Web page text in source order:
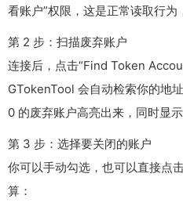
看账户”权限，这是正常读取行为
第 2 步：扫描废弃账户
连接后，点击“Find Token
GTokenTool 会自动检索你的地
0 的废弃账户高亮出来，同时显
第 3 步：选择要关闭的账户
你可以手动勾选，也可以直接点
算：